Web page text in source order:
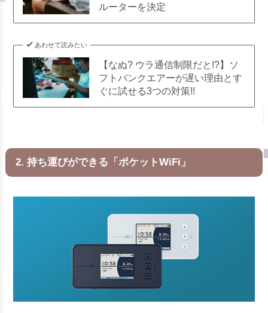
ルーターを決定
あわせて読みたい
【なぬ? ウラ通信制限だと!?】ソ
フトバンクエアーが遅い理由とす
ぐに試せる3つの対策!!
2. 持ち運びができる「ポケットWiFi」